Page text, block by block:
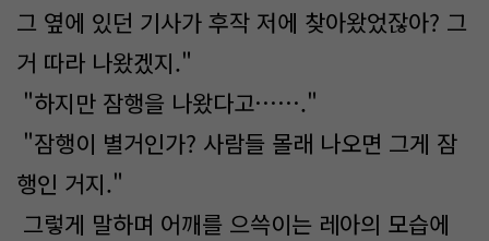
그 옆에 있던 기사가 후작 저에 찾아왔었잖아? 그
거 따라 나왔겠지."
"하지만 잠행을 나왔다고……."
"잠행이 별거인가? 사람들 몰래 나오면 그게 잠
행인 거지."
그렇게 말하며 어깨를 으쓱이는 레아의 모습에